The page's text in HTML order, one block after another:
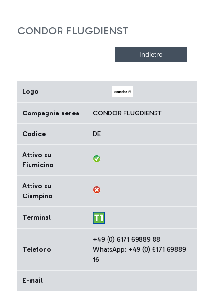
CONDOR FLUGDIENST
Logo
Compagnia aerea CONDOR FLUGDIENST
Codice DE
Attivo su
Fiumicino
Attivo su
Ciampino
Terminal
Telefono
+49 (0) 6171 69889 88
WhatsApp: +49 (0) 6171 69889
16
E-mail